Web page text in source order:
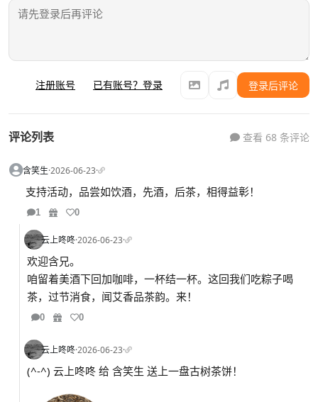
注册账号 已有账号？登录 登录后评论
评论列表 查看 68 条评论
含笑生·2026-06-23·
支持活动，品尝如饮酒，先酒，后茶，相得益彰！
1 0
云上咚咚·2026-06-23·
欢迎含兄。
咱留着美酒下回加咖啡，一杯结一杯。这回我们吃粽子喝
茶，过节消食，闻艾香品茶韵。来！
0 0
云上咚咚·2026-06-23·
(^-^) 云上咚咚 给 含笑生 送上一盘古树茶饼！